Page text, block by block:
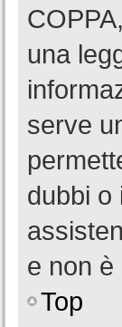
una
serve
dubbi o
e non
Top